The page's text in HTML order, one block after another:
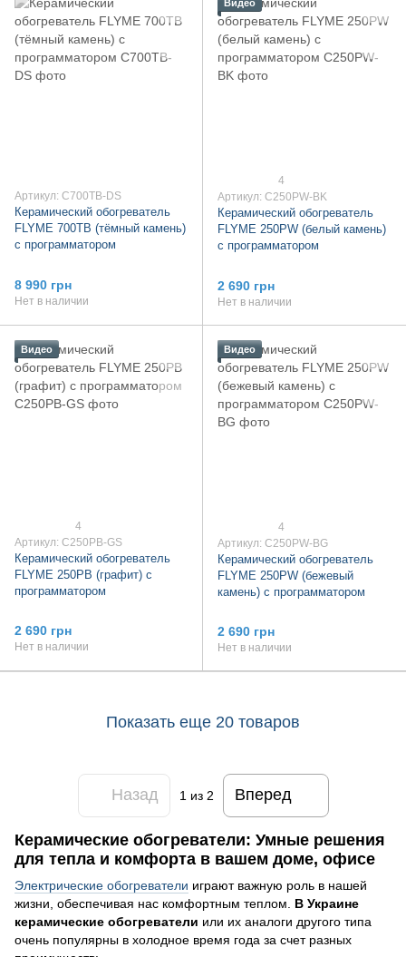
Артикул: C700TB-DS
Керамический обогреватель
FLYME 700TB (тёмный камень)
с программатором
8 990 грн
Нет в наличии
Видео
4
Артикул: C250PW-BK
Керамический обогреватель
FLYME 250PW (белый камень)
с программатором
2 690 грн
Нет в наличии
Видео
4
Артикул: C250PB-GS
Керамический обогреватель
FLYME 250PB (графит) с
программатором
2 690 грн
Нет в наличии
Видео
4
Артикул: C250PW-BG
Керамический обогреватель
FLYME 250PW (бежевый
камень) с программатором
2 690 грн
Нет в наличии
Показать еще 20 товаров
Назад 1 из 2 Вперед
Керамические обогреватели: Умные решения
для тепла и комфорта в вашем доме, офисе
Электрические обогреватели играют важную роль в нашей
жизни, обеспечивая нас комфортным теплом. В Украине
керамические обогреватели или их аналоги другого типа
очень популярны в холодное время года за счет разных